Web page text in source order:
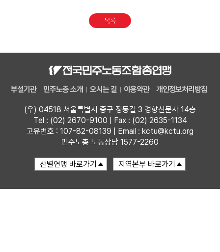
목록
부설기관 민주노총 소개 오시는 길 이용약관 개인정보처리방침
(우) 04518 서울특별시 중구 정동길 3 경향신문사 14층
Tel : (02) 2670-9100 | Fax : (02) 2635-1134
고유번호 : 107-82-08139 | Email : kctu@kctu.org
민주노총 노동상담 1577-2260